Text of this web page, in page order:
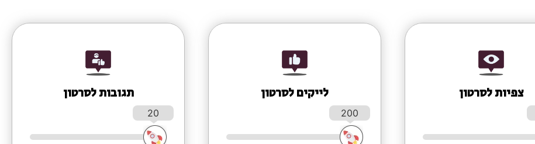
צפיות לסרטון לייקים לסרטון
200
תגובות לסרטון
20